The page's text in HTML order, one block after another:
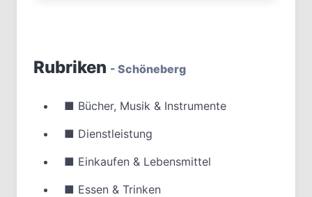
Rubriken - Schöneberg
■ Bücher, Musik & Instrumente
■ Dienstleistung
■ Einkaufen & Lebensmittel
■ Essen & Trinken